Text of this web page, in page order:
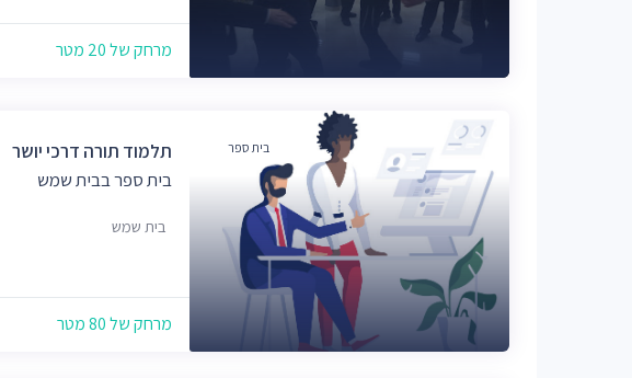
מרחק של 20 מטר
בית ספר
תלמוד תורה דרכי יושר
בית ספר בבית שמש
בית שמש
מרחק של 80 מטר